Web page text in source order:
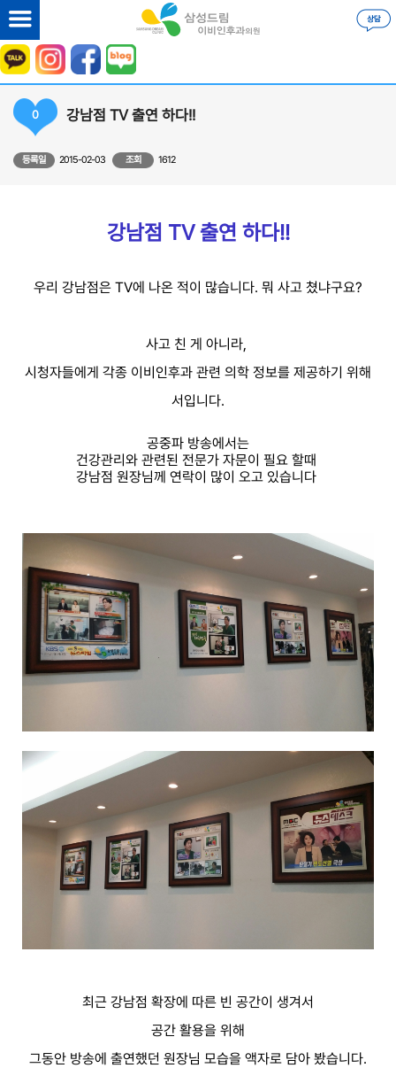
0 강남점 TV 출연 하다!!
등록일 2015-02-03 조회 1612
강남점 TV 출연 하다!!
우리 강남점은 TV에 나온 적이 많습니다. 뭐 사고 쳤냐구요?
사고 친 게 아니라,
시청자들에게 각종 이비인후과 관련 의학 정보를 제공하기 위해
서입니다.
공중파 방송에서는
건강관리와 관련된 전문가 자문이 필요 할때
강남점 원장님께 연락이 많이 오고 있습니다
최근 강남점 확장에 따른 빈 공간이 생겨서
공간 활용을 위해
그동안 방송에 출연했던 원장님 모습을 액자로 담아 봤습니다.